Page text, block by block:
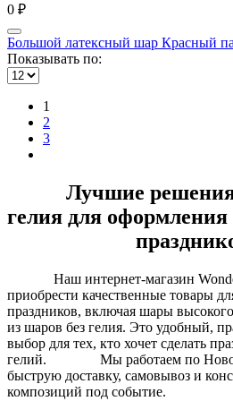
0 ₽
Большой латексный шар Красный
Показывать по:
1
2
3
Лучшие решения
гелия для
Наш интернет-магазин
приобрести качественные товары
праздников, включая шары
из шаров без гелия. Это удобный,
выбор для тех, кто хочет сделать
гелий. Мы работаем по
быструю доставку, самовывоз и
композиций под событие.